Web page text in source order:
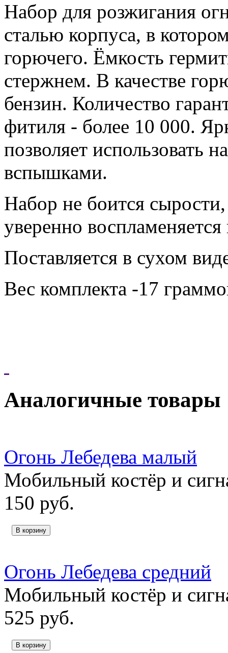
Набор для розжигания
сталью корпуса, в
горючего. Ёмкость
стержнем. В качестве
бензин. Количество
фитиля - более 10 000.
позволяет использовать
вспышками.
Набор не боится
уверенно
Поставляется в сухом
Вес комплекта -17
Аналогичные товары
Огонь Лебедева малый
Мобильный костёр и
150 руб.
В корзину
Огонь Лебедева средний
Мобильный костёр и
525 руб.
В корзину